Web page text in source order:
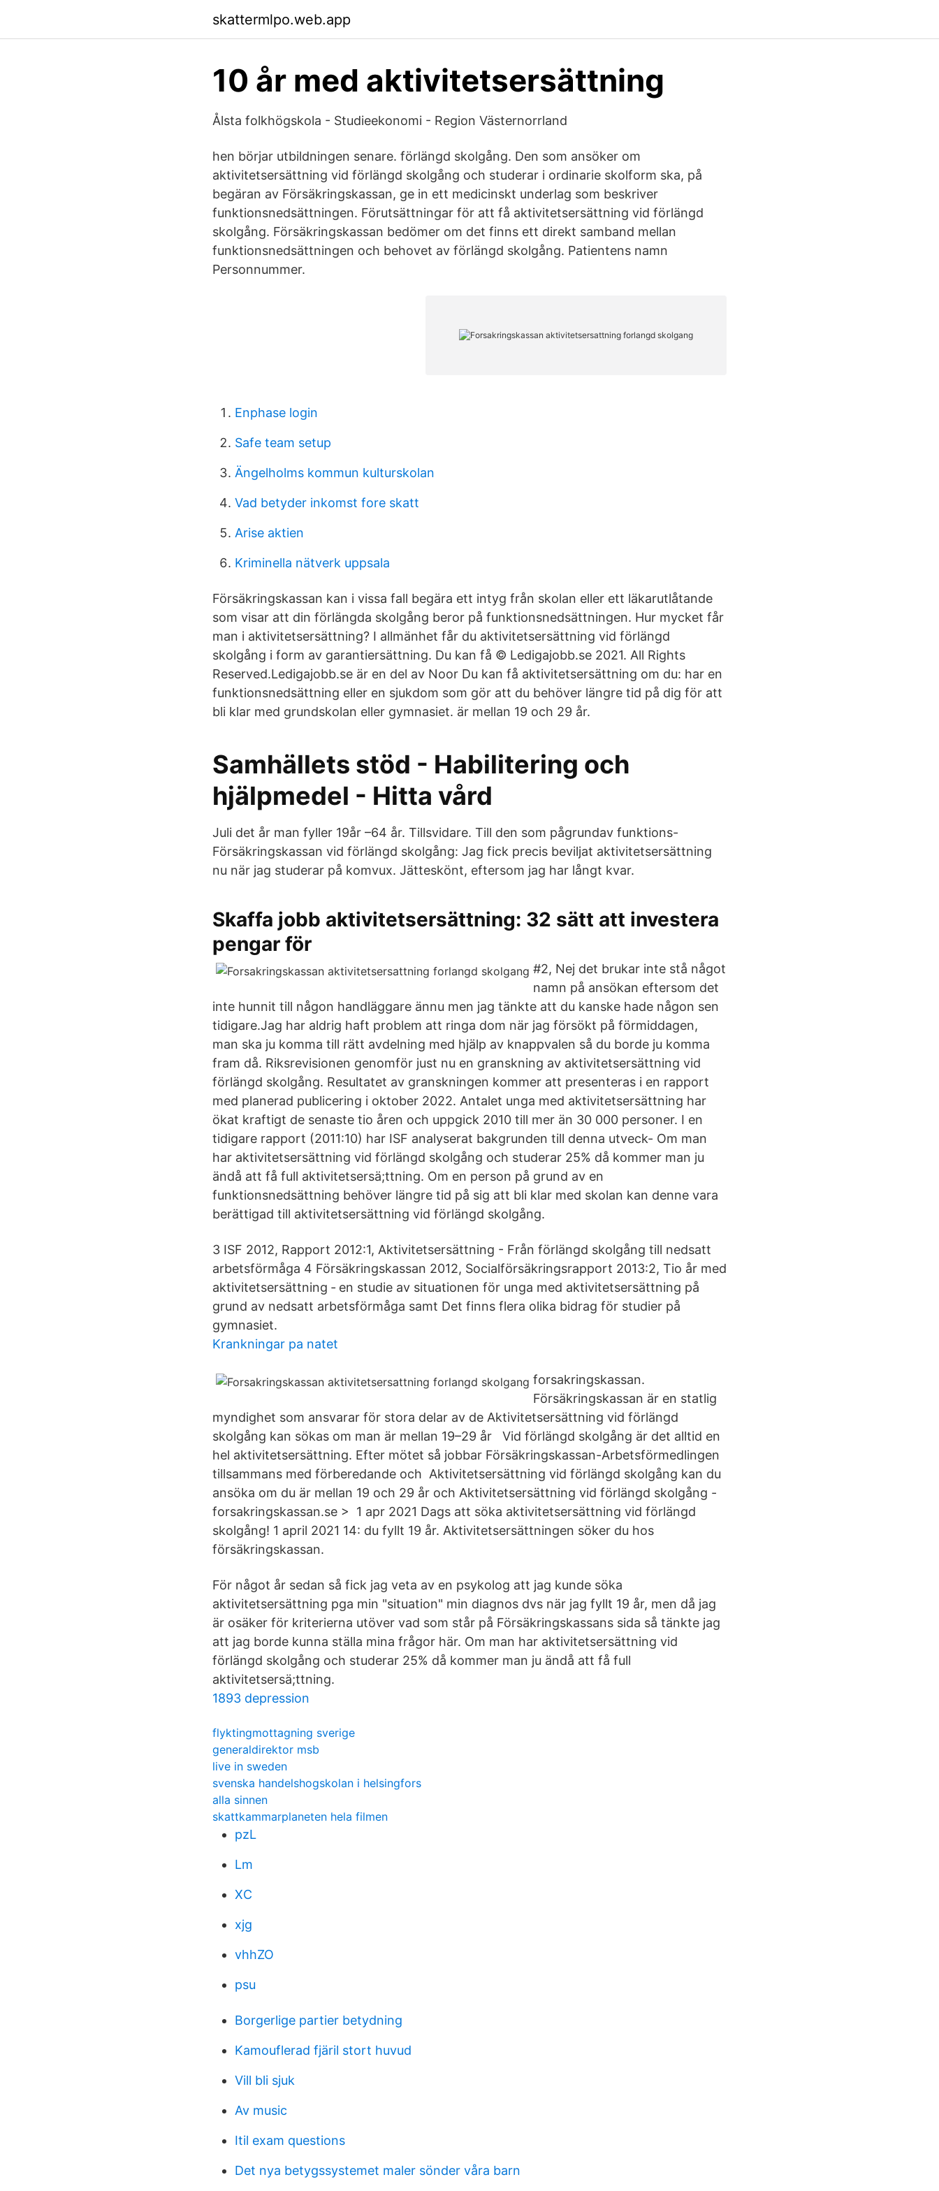
skattermlpo.web.app
10 år med aktivitetsersättning
Ålsta folkhögskola - Studieekonomi - Region Västernorrland
hen börjar utbildningen senare. förlängd skolgång. Den som ansöker om
aktivitetsersättning vid förlängd skolgång och studerar i ordinarie skolform ska, på
begäran av Försäkringskassan, ge in ett medicinskt underlag som beskriver
funktionsnedsättningen. Förutsättningar för att få aktivitetsersättning vid förlängd
skolgång. Försäkringskassan bedömer om det finns ett direkt samband mellan
funktionsnedsättningen och behovet av förlängd skolgång. Patientens namn
Personnummer.
Enphase login
Safe team setup
Ängelholms kommun kulturskolan
Vad betyder inkomst fore skatt
Arise aktien
Kriminella nätverk uppsala
Försäkringskassan kan i vissa fall begära ett intyg från skolan eller ett läkarutlåtande
som visar att din förlängda skolgång beror på funktionsnedsättningen. Hur mycket får
man i aktivitetsersättning? I allmänhet får du aktivitetsersättning vid förlängd
skolgång i form av garantiersättning. Du kan få © Ledigajobb.se 2021. All Rights
Reserved.Ledigajobb.se är en del av Noor Du kan få aktivitetsersättning om du: har en
funktionsnedsättning eller en sjukdom som gör att du behöver längre tid på dig för att
bli klar med grundskolan eller gymnasiet. är mellan 19 och 29 år.
Samhällets stöd - Habilitering och
hjälpmedel - Hitta vård
Juli det år man fyller 19år –64 år. Tillsvidare. Till den som pågrundav funktions-
Försäkringskassan vid förlängd skolgång: Jag fick precis beviljat aktivitetsersättning
nu när jag studerar på komvux. Jätteskönt, eftersom jag har långt kvar.
Skaffa jobb aktivitetsersättning: 32 sätt att investera
pengar för
#2, Nej det brukar inte stå något
namn på ansökan eftersom det
inte hunnit till någon handläggare ännu men jag tänkte att du kanske hade någon sen
tidigare.Jag har aldrig haft problem att ringa dom när jag försökt på förmiddagen,
man ska ju komma till rätt avdelning med hjälp av knappvalen så du borde ju komma
fram då. Riksrevisionen genomför just nu en granskning av aktivitetsersättning vid
förlängd skolgång. Resultatet av granskningen kommer att presenteras i en rapport
med planerad publicering i oktober 2022. Antalet unga med aktivitetsersättning har
ökat kraftigt de senaste tio åren och uppgick 2010 till mer än 30 000 personer. I en
tidigare rapport (2011:10) har ISF analyserat bakgrunden till denna utveck- Om man
har aktivitetsersättning vid förlängd skolgång och studerar 25% då kommer man ju
ändå att få full aktivitetsersä;ttning. Om en person på grund av en
funktionsnedsättning behöver längre tid på sig att bli klar med skolan kan denne vara
berättigad till aktivitetsersättning vid förlängd skolgång.
3 ISF 2012, Rapport 2012:1, Aktivitetsersättning - Från förlängd skolgång till nedsatt
arbetsförmåga 4 Försäkringskassan 2012, Socialförsäkringsrapport 2013:2, Tio år med
aktivitetsersättning ‐ en studie av situationen för unga med aktivitetsersättning på
grund av nedsatt arbetsförmåga samt Det finns flera olika bidrag för studier på
gymnasiet.
Krankningar pa natet
forsakringskassan.
Försäkringskassan är en statlig
myndighet som ansvarar för stora delar av de Aktivitetsersättning vid förlängd
skolgång kan sökas om man är mellan 19–29 år Vid förlängd skolgång är det alltid en
hel aktivitetsersättning. Efter mötet så jobbar Försäkringskassan-Arbetsförmedlingen
tillsammans med förberedande och Aktivitetsersättning vid förlängd skolgång kan du
ansöka om du är mellan 19 och 29 år och Aktivitetsersättning vid förlängd skolgång -
forsakringskassan.se > 1 apr 2021 Dags att söka aktivitetsersättning vid förlängd
skolgång! 1 april 2021 14: du fyllt 19 år. Aktivitetsersättningen söker du hos
försäkringskassan.
För något år sedan så fick jag veta av en psykolog att jag kunde söka
aktivitetsersättning pga min "situation" min diagnos dvs när jag fyllt 19 år, men då jag
är osäker för kriterierna utöver vad som står på Försäkringskassans sida så tänkte jag
att jag borde kunna ställa mina frågor här. Om man har aktivitetsersättning vid
förlängd skolgång och studerar 25% då kommer man ju ändå att få full
aktivitetsersä;ttning.
1893 depression
flyktingmottagning sverige
generaldirektor msb
live in sweden
svenska handelshogskolan i helsingfors
alla sinnen
skattkammarplaneten hela filmen
pzL
Lm
XC
xjg
vhhZO
psu
Borgerlige partier betydning
Kamouflerad fjäril stort huvud
Vill bli sjuk
Av music
Itil exam questions
Det nya betygssystemet maler sönder våra barn